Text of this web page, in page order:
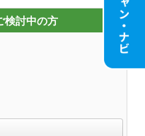
検討中の方